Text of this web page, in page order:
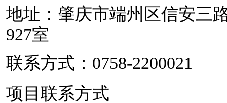
地址： 肇庆市端州区信安三
927室
联系方式：0758-2200021
项目联系方式